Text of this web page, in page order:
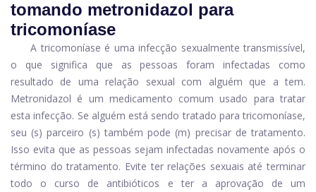
tomando metronidazol para
tricomoníase
A tricomoníase é uma infecção sexualmente transmissível,
o que significa que as pessoas foram infectadas como
resultado de uma relação sexual com alguém que a tem.
Metronidazol é um medicamento comum usado para tratar
esta infecção. Se alguém está sendo tratado para tricomoníase,
seu (s) parceiro (s) também pode (m) precisar de tratamento.
Isso evita que as pessoas sejam infectadas novamente após o
término do tratamento. Evite ter relações sexuais até terminar
todo o curso de antibióticos e ter a aprovação de um